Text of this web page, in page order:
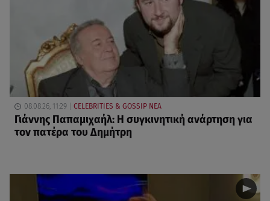
08.08.26, 11:29 CELEBRITIES & GOSSIP ΝΕΑ
Γιάννης Παπαμιχαήλ: Η συγκινητική ανάρτηση για
τον πατέρα του Δημήτρη